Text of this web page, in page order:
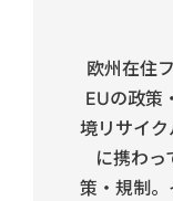
欧州在住
EUの政策
境リサイ
に携わっ
策・規制